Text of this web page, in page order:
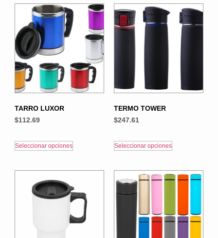
TARRO LUXOR
$112.69
Seleccionar opciones
TERMO TOWER
$247.61
Seleccionar opciones